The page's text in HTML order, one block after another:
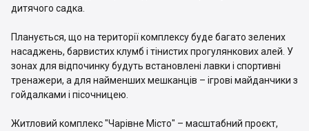
дитячого садка.
Планується, що на території комплексу буде багато зелених
насаджень, барвистих клумб і тінистих прогулянкових алей. У
зонах для відпочинку будуть встановлені лавки і спортивні
тренажери, а для найменших мешканців – ігрові майданчики з
гойдалками і пісочницею.
Житловий комплекс "Чарівне Місто" – масштабний проєкт,